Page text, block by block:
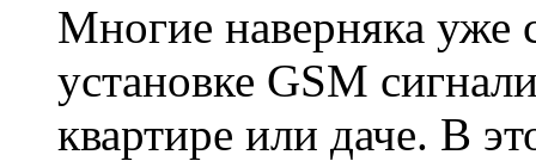
Многие наверняка уже
установке GSM
квартире или даче. В